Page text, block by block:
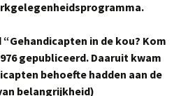
in de kou? Kom
gepubliceerd. Daaruit kwam
behoefte hadden aan de
belangrijkheid)